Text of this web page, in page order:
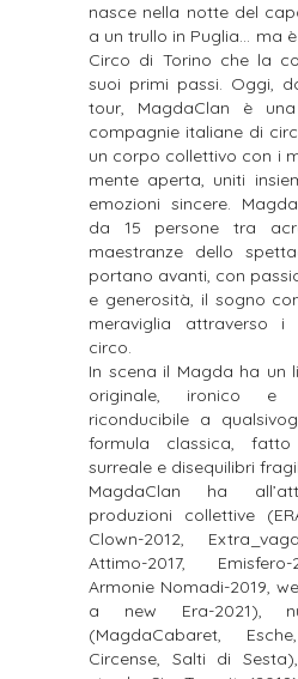
nasce nella notte del
a un trullo in Puglia… ma
Circo di Torino che la
suoi primi passi. Oggi,
tour, MagdaClan è
compagnie italiane di
un corpo collettivo con i
mente aperta, uniti
emozioni sincere.
da 15 persone tra
maestranze dello
portano avanti, con
e generosità, il sogno
meraviglia attraverso
circo.
In scena il Magda ha un
originale, ironico e
riconducibile a
formula classica,
surreale e disequilibri
MagdaClan ha
produzioni collettive
Clown-2012,
Attimo-2017,
Armonie Nomadi-2019,
a new Era-2021),
(MagdaCabaret,
Circense, Salti di